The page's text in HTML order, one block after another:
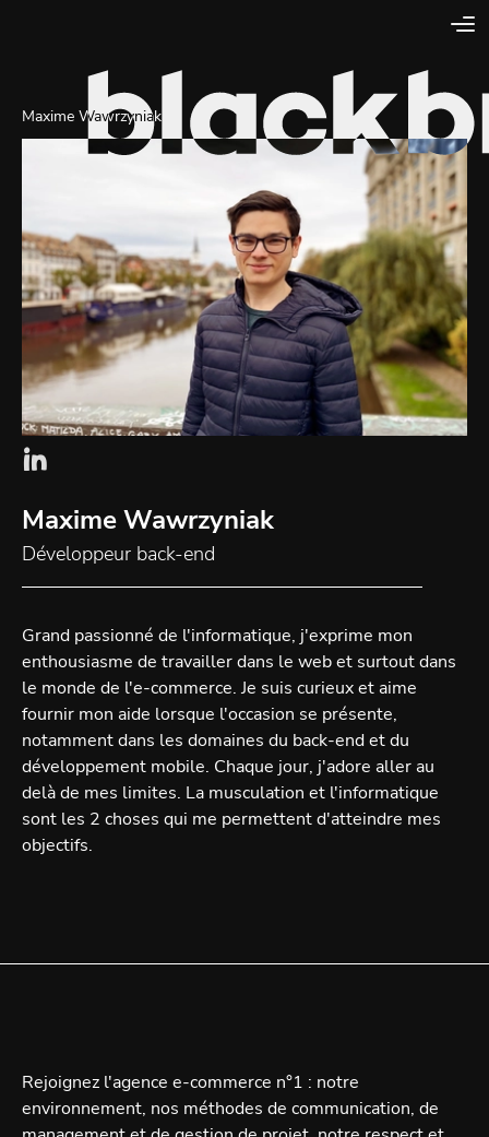
Maxime Wawrzyniak
Lien externe vers la page linkedin de Blackbird
Maxime Wawrzyniak
Développeur back-end
Grand passionné de l'informatique, j'exprime mon
enthousiasme de travailler dans le web et surtout dans
le monde de l'e-commerce. Je suis curieux et aime
fournir mon aide lorsque l'occasion se présente,
notamment dans les domaines du back-end et du
développement mobile. Chaque jour, j'adore aller au
delà de mes limites. La musculation et l'informatique
sont les 2 choses qui me permettent d'atteindre mes
objectifs.
Rejoignez l'agence e-commerce n°1 : notre
environnement, nos méthodes de communication, de